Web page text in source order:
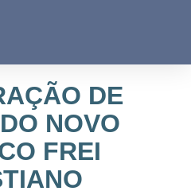
DE
NOVO
FREI